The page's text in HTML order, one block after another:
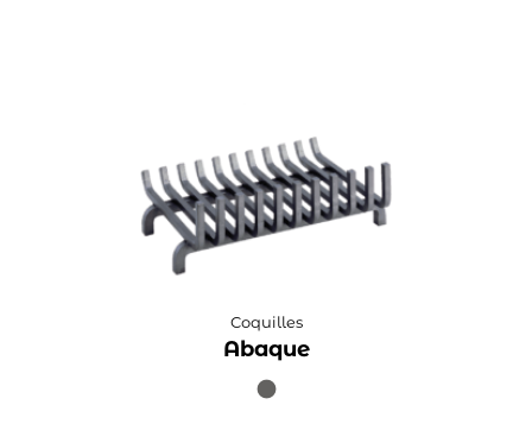
Coquilles
Abaque